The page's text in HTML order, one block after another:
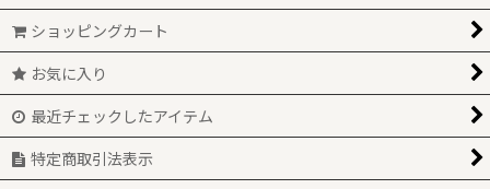
ショッピングカート
お気に入り
最近チェックしたアイテム
特定商取引法表示